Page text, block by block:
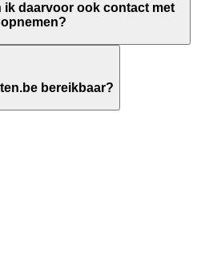
ik daarvoor ook contact met
bereikbaar?